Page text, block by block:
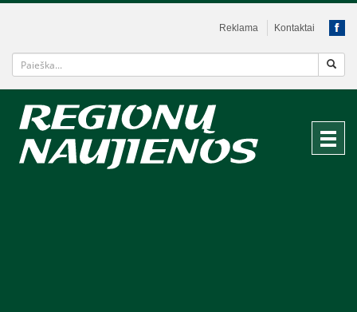
Reklama Kontaktai